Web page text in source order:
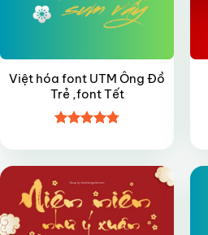
Việt hóa font UTM Ông Đồ
Trẻ ,font Tết
hạng4.85
sao